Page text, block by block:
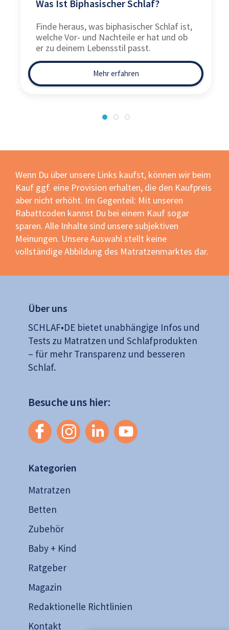
Was Ist Biphasischer Schlaf?
Finde heraus, was biphasischer Schlaf ist,
welche Vor- und Nachteile er hat und ob
er zu deinem Lebensstil passt.
Mehr erfahren
Wenn Du über unsere Links kaufst, können wir beim
Kauf ggf. eine Provision erhalten, die den Kaufpreis
aber nicht erhöht. Im Gegenteil: Mit unseren
Rabattcoden kannst Du bei einem Kauf sogar
sparen. Alle Inhalte sind unsere subjektiven
Meinungen. Unsere Auswahl stellt keine
vollständige Abbildung des Matratzenmarktes dar.
Über uns
SCHLAF•DE bietet unabhängige Infos und
Tests zu Matratzen und Schlafprodukten
– für mehr Transparenz und besseren
Schlaf.
Besuche uns hier:
Kategorien
Matratzen
Betten
Zubehör
Baby + Kind
Ratgeber
Magazin
Redaktionelle Richtlinien
Kontakt